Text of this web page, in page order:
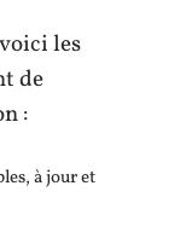
les
de
:
à jour et